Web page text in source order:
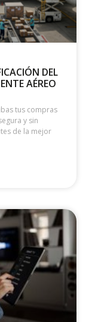
DEL
AÉREO
tus compras
y sin
de la mejor